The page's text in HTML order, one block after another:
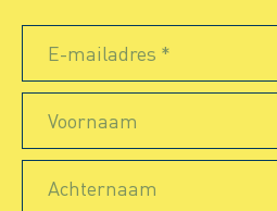
E-mailadres *
Voornaam
Achternaam